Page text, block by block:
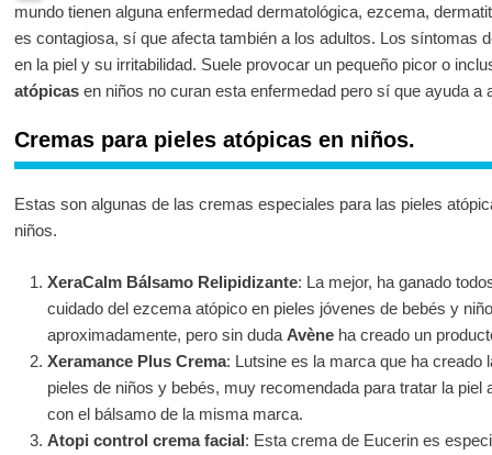
mundo tienen alguna enfermedad dermatológica, ezcema,
es contagiosa, sí que afecta también a los adultos. Los síntomas
en la piel y su irritabilidad. Suele provocar un pequeño picor o
atópicasen niños no curan esta enfermedad pero sí que ayuda a
Cremas para pieles atópicas en niños.
Estas son algunas de las cremas especiales para las pieles
niños.
XeraCalm Bálsamo Relipidizante: La mejor, ha ganado
cuidado del ezcema atópico en pieles jóvenes de bebés y
aproximadamente, pero sin duda Avèneha creado un
Xeramance Plus Crema: Lutsine es la marca que ha creado
pieles de niños y bebés, muy recomendada para tratar la
con el bálsamo de la misma marca.
Atopi control crema facial: Esta crema de Eucerin es